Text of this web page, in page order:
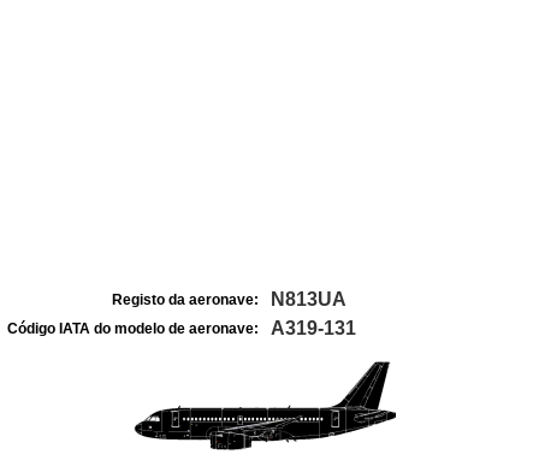
Registo da aeronave: N813UA
Código IATA do modelo de aeronave: A319-131